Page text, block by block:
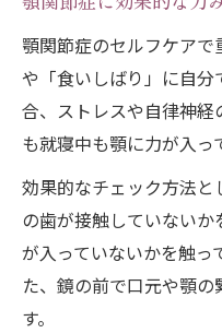
顎関節症のセルフケアで
や「食いしばり」に自分
合、ストレスや自律神
も就寝中も顎に力が入っ
効果的なチェック方法
の歯が接触していない
が入っていないかを触っ
た、鏡の前で口元や顎
す。